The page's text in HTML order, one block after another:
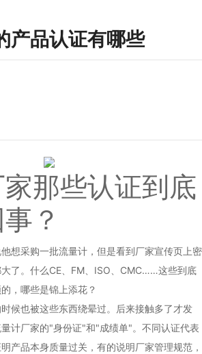
产品认证有哪些
那些认证到底
？
想采购一批流量计，但是看到厂家宣传页上密
了。什么CE、FM、ISO、CMC……这些到底
，哪些是锦上添花？
候也被这些东西绕晕过。后来接触多了才发
计厂家的"身份证"和"成绩单"。不同认证代表
产品本身质量过关，有的说明厂家管理规范，